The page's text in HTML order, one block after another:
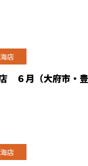
６月（大府市・
店
店